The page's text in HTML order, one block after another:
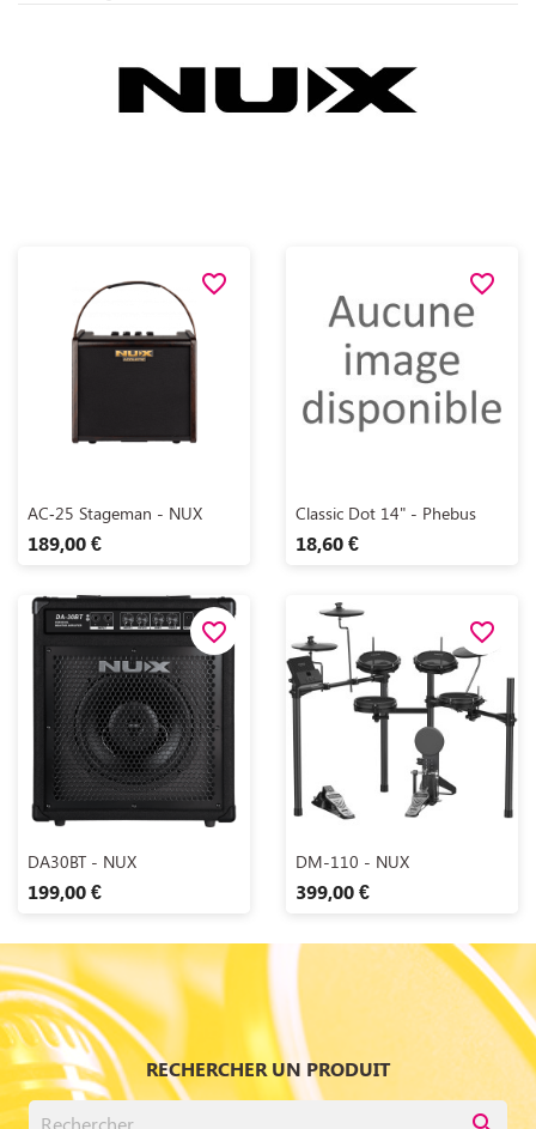
 Aperçu rapide
AC‑25 Stageman - NUX
189,00 €
favorite_border
Aperçu rapide
Classic Dot 14" - Phebus
18,60 €
favorite_border
 Aperçu rapide
DA30BT - NUX
199,00 €
favorite_border
Aperçu rapide
DM-110 - NUX
399,00 €
favorite_border
RECHERCHER UN PRODUIT